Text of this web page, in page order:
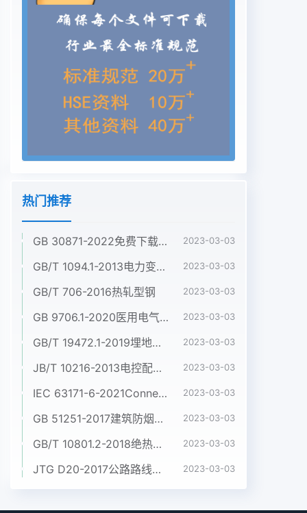
热门推荐
GB 30871-2022免费下载危险化学品企业特殊作业安全规范 2023-03-03
GB/T 1094.1-2013电力变压器 第1部分:总则 2023-03-03
GB/T 706-2016热轧型钢 2023-03-03
GB 9706.1-2020医用电气设备 第1部分:基本安全和基本性能的通用要求 2023-03-03
GB/T 19472.1-2019埋地用聚乙烯(PE)结构壁管道系统 第1部分:聚乙烯双壁波纹管材 2023-03-03
JB/T 10216-2013电控配电用电缆桥架 2023-03-03
IEC 63171-6-2021Connectors for electrical and electronic equipment - Part 6: Detail specification for 2-way and 4-way (data/power), shielded, free and fixed connectors for power and data transmission with frequencies up to 600 MHz 2023-03-03
GB 51251-2017建筑防烟排烟系统技术标准 2023-03-03
GB/T 10801.2-2018绝热用挤塑聚苯乙烯泡沫塑料(XPS) 2023-03-03
JTG D20-2017公路路线设计规范 2023-03-03